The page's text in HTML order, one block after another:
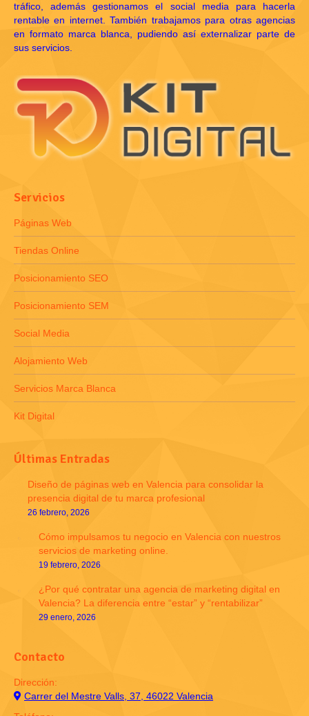
tráfico, además gestionamos el social media para hacerla
rentable en internet. También trabajamos para otras agencias
en formato marca blanca, pudiendo así externalizar parte de
sus servicios.
Servicios
Páginas Web
Tiendas Online
Posicionamiento SEO
Posicionamiento SEM
Social Media
Alojamiento Web
Servicios Marca Blanca
Kit Digital
Últimas Entradas
Diseño de páginas web en Valencia para consolidar la
presencia digital de tu marca profesional
26 febrero, 2026
Cómo impulsamos tu negocio en Valencia con nuestros
servicios de marketing online.
19 febrero, 2026
¿Por qué contratar una agencia de marketing digital en
Valencia? La diferencia entre “estar” y “rentabilizar”
29 enero, 2026
Contacto
Dirección:
Carrer del Mestre Valls, 37, 46022 Valencia